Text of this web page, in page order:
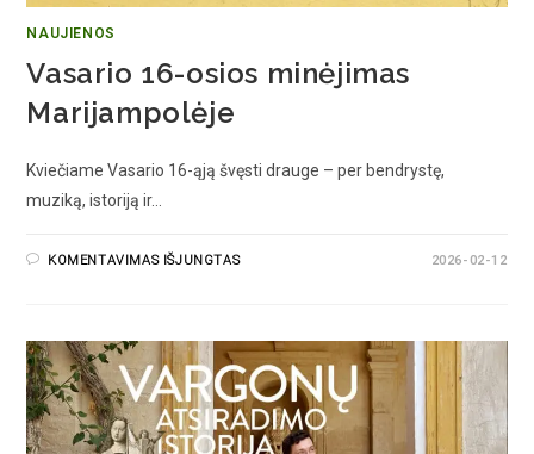
NAUJIENOS
Vasario 16-osios minėjimas
Marijampolėje
Kviečiame Vasario 16-ąją švęsti drauge – per bendrystę,
muziką, istoriją ir…
KOMENTAVIMAS IŠJUNGTAS 2026-02-12